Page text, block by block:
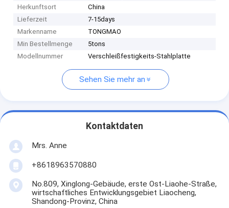
Herkunftsort
China
Lieferzeit
7-15days
Markenname
TONGMAO
Min Bestellmenge
5tons
Modellnummer
Verschleißfestigkeits-Stahlplatte
Sehen Sie mehr an
Kontaktdaten
Mrs. Anne
+8618963570880
No.809, Xinglong-Gebäude, erste Ost-Liaohe-Straße,
wirtschaftliches Entwicklungsgebiet Liaocheng,
Shandong-Provinz, China